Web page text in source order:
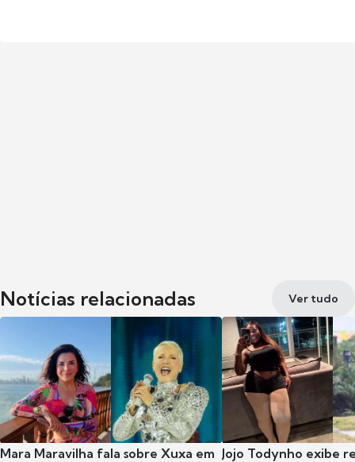
Notícias relacionadas Ver tudo
Mara Maravilha fala sobre Xuxa em Jojo Todynho exibe